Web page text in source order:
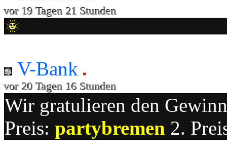
vor 19 Tagen 21 Stunden
V-Bank
vor 20 Tagen 16 Stunden
Wir gratulieren den
Preis: partybremen 2.